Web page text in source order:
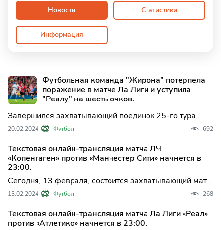
Новости Статистика
Информация
Футбольная команда "Жирона" потерпела
поражение в матче Ла Лиги и уступила
"Реалу" на шесть очков.
Завершился захватывающий поединок 25-го тура
испанской Ла Лиги, в котором на поле встретились
«Атлетик» Бильбао и «Жирона». Матч прошел на
историческом стадионе «Сан-Мамес» в городе
Бильбао, Испания.
20.02.2024 Футбол 692
Текстовая онлайн-трансляция матча ЛЧ
«Копенгаген» против «Манчестер Сити» начнется в
23:00.
Сегодня, 13 февраля, состоится захватывающий матч
1/8 финала Лиги чемпионов, в котором сойдутся две
сильные команды - датский «Копенгаген» и
английский «Манчестер Сити». Игра пройдет на
знаменитом стадионе «Паркен» в Копенгагене, Дания.
13.02.2024 Футбол 268
Текстовая онлайн-трансляция матча Ла Лиги «Реал»
против «Атлетико» начнется в 23:00.